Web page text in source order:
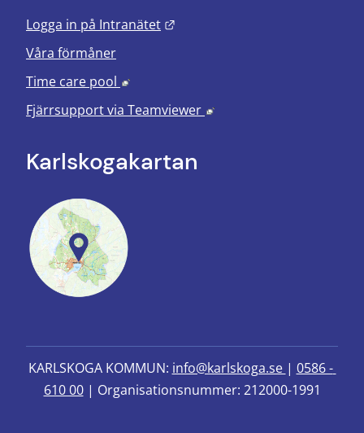
Logga in på Intranätet
Våra förmåner
Time care pool
Länk till annan webbplats, öppnas i
Fjärrsupport via Teamviewer Länk till annan
Karlskoga­kartan
KARLSKOGA KOMMUN: info@karlskoga.se | 0586 -
610 00 | Organisationsnummer: 212000-1991